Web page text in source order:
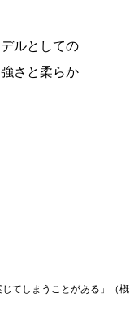
ルとしての
さと柔らか
てしまうことがある」（概